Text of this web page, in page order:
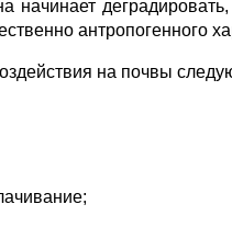
начинает
антропогенного
на почвы